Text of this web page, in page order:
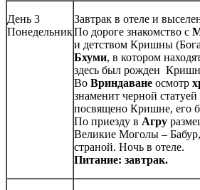
День 3
Понедельник
Завтрак в отеле и
По дороге знакомство с
и детством Кришны
Бхуми, в котором
здесь был рожден
Во Вриндаване осмотр
знаменит черной
посвящено Кришне, его
По приезду в Агру
Великие Моголы –
страной. Ночь в отеле.
Питание: завтрак.